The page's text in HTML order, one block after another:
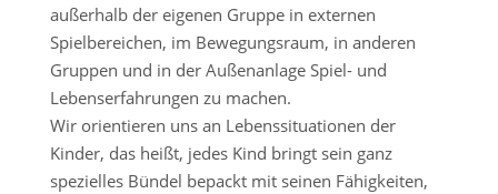
außerhalb der eigenen Gruppe in externen
Spielbereichen, im Bewegungsraum, in anderen
Gruppen und in der Außenanlage Spiel- und
Lebenserfahrungen zu machen.
Wir orientieren uns an Lebenssituationen der
Kinder, das heißt, jedes Kind bringt sein ganz
spezielles Bündel bepackt mit seinen Fähigkeiten,